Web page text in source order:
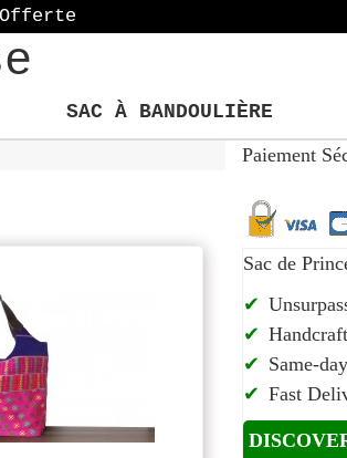
SAC À BANDOULIÈRE
Paiement
Sac de
Handcraft
Same-
Fast